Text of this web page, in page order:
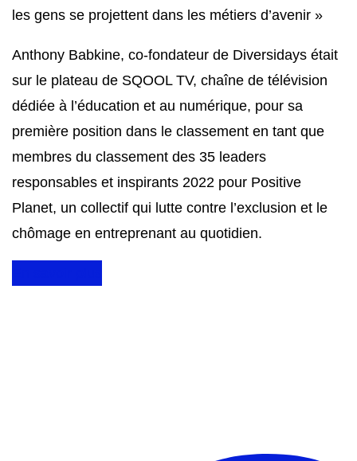
les gens se projettent dans les métiers d’avenir »
Anthony Babkine, co-fondateur de Diversidays était
sur le plateau de SQOOL TV, chaîne de télévision
dédiée à l’éducation et au numérique, pour sa
première position dans le classement en tant que
membres du classement des 35 leaders
responsables et inspirants 2022 pour Positive
Planet, un collectif qui lutte contre l’exclusion et le
chômage en entreprenant au quotidien.